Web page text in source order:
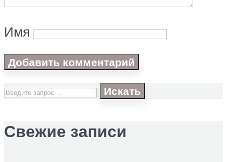
Имя
Искать
Свежие записи